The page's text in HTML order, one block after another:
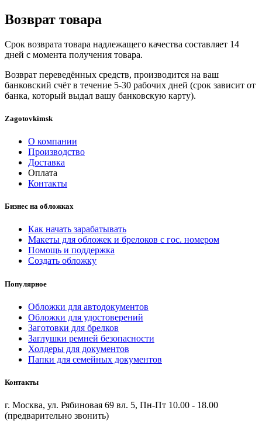
Возврат товара
Срок возврата товара надлежащего качества составляет 14
дней с момента получения товара.
Возврат переведённых средств, производится на ваш
банковский счёт в течение 5-30 рабочих дней (срок зависит от
банка, который выдал вашу банковскую карту).
Zagotovkimsk
О компании
Производство
Доставка
Оплата
Контакты
Бизнес на обложках
Как начать зарабатывать
Макеты для обложек и брелоков с гос. номером
Помощь и поддержка
Создать обложку
Популярное
Обложки для автодокументов
Обложки для удостоверений
Заготовки для брелков
Заглушки ремней безопасности
Холдеры для документов
Папки для семейных документов
Контакты
г. Москва, ул. Рябиновая 69 вл. 5, Пн-Пт 10.00 - 18.00
(предварительно звонить)